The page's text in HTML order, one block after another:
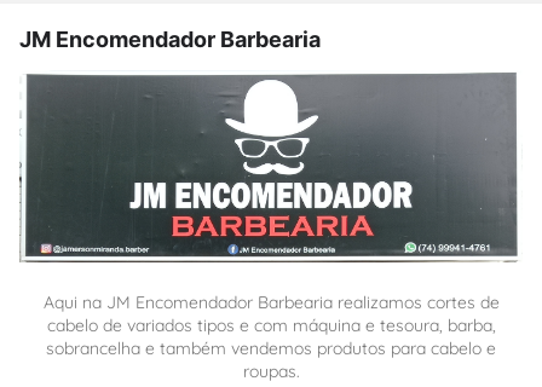
JM Encomendador Barbearia
Aqui na JM Encomendador Barbearia realizamos cortes de
cabelo de variados tipos e com máquina e tesoura, barba,
sobrancelha e também vendemos produtos para cabelo e
roupas.